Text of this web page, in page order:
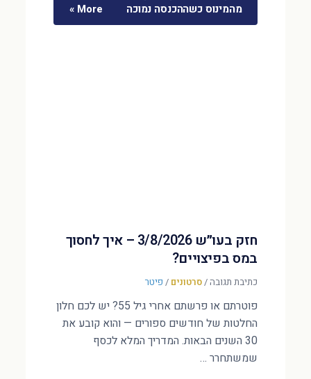
מהמינוס כשההכנסה נמוכה
More »
חזק בעו״ש 3/8/2026 – איך לחסוך
במס בפיצויים?
כתיבת תגובה/סרטונים / פיטר
פוטרתם או פרשתם אחרי גיל 55? יש לכם חלון
החלטות של חודשים ספורים — והוא קובע את
30 השנים הבאות. המדריך המלא לכסף
שמשתחרר …